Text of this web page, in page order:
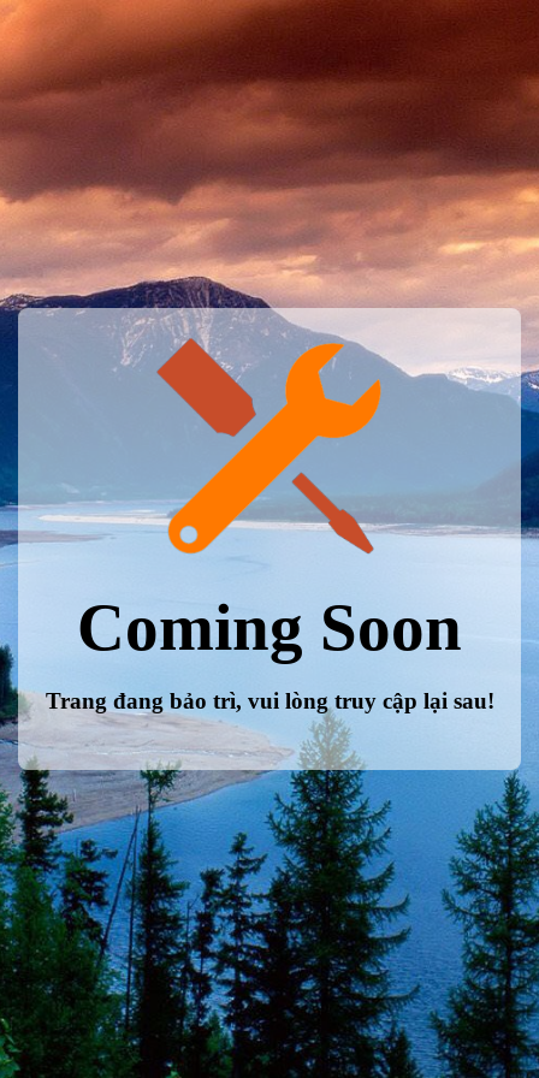
Coming Soon
Trang đang bảo trì, vui lòng truy cập lại sau!